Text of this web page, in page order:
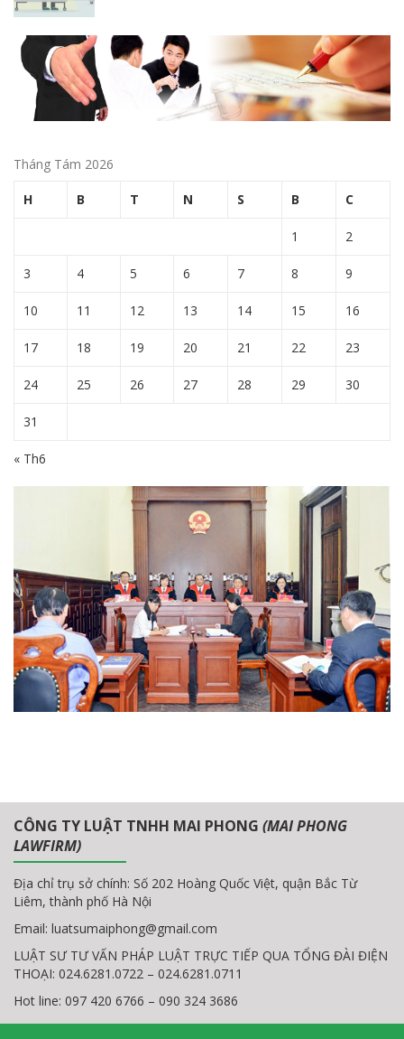
Tháng Tám 2026
H B T N S B C
1 2
3 4 5 6 7 8 9
10 11 12 13 14 15 16
17 18 19 20 21 22 23
24 25 26 27 28 29 30
31
« Th6
CÔNG TY LUẬT TNHH MAI PHONG (MAI PHONG
LAWFIRM)
Địa chỉ trụ sở chính: Số 202 Hoàng Quốc Việt, quận Bắc Từ
Liêm, thành phố Hà Nội
Email: luatsumaiphong@gmail.com
LUẬT SƯ TƯ VẤN PHÁP LUẬT TRỰC TIẾP QUA TỔNG ĐÀI ĐIỆN
THOẠI: 024.6281.0722 – 024.6281.0711
Hot line: 097 420 6766 – 090 324 3686